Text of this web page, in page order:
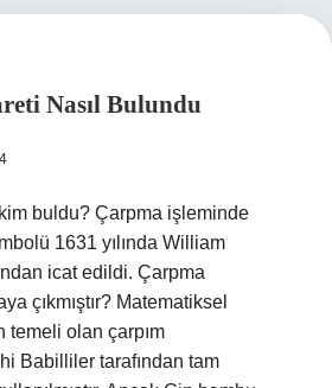
Nasıl Bulundu
buldu? Çarpma işleminde
1631 yılında William
icat edildi. Çarpma
çıkmıştır? Matematiksel
temeli olan çarpım
Babilliler tarafından tam